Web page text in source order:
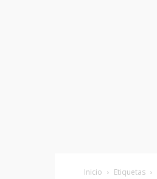
Inicio Etiquetas